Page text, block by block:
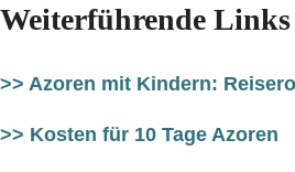
Weiterführende Links
>> Azoren mit Kindern:
>> Kosten für 10 Tage Azoren